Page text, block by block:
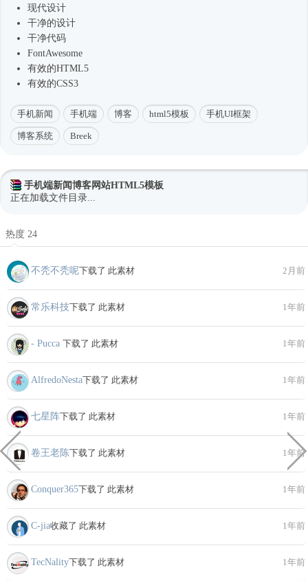
现代设计
干净的设计
干净代码
FontAwesome
有效的HTML5
有效的CSS3
手机新闻 手机端 博客 html5模板 手机UI框架
博客系统 Breek
手机端新闻博客网站HTML5模板
正在加载文件目录...
热度 24
不秃不秃呢下载了 此素材 2月前
常乐科技下载了 此素材 1年前
- Pucca 下载了 此素材 1年前
AlfredoNesta下载了 此素材 1年前
七星阵下载了 此素材 1年前
卷王老陈下载了 此素材 1年前
Conquer365下载了 此素材 1年前
C-jia收藏了 此素材 1年前
TecNality下载了 此素材 1年前